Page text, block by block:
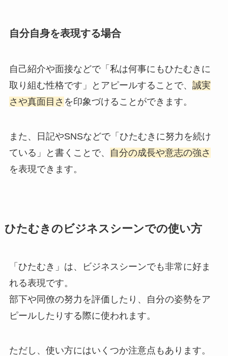
自分自身を表現する場合
自己紹介や面接などで「私は何事にもひたむきに
取り組む性格です」とアピールすることで、 誠実
さや真面目さ を印象づけることができます。
また、日記やSNSなどで「ひたむきに努力を続け
ている」と書くことで、
自分の成長や意志の強さ
を表現できます。
ひたむきのビジネスシーンでの使い方
「ひたむき」は、ビジネスシーンでも非常に好ま
れる表現です。
部下や同僚の努力を評価したり、自分の姿勢をア
ピールしたりする際に使われます。
ただし、使い方にはいくつか注意点もあります。